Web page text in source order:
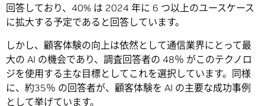
回答しており、40% は 2024 年に 6 つ以上のユースケース
に拡大する予定であると回答しています。
しかし、顧客体験の向上は依然として通信業界にとって最
大の AI の機会であり、調査回答者の 48％ がこのテクノロ
ジを使用する主な目標としてこれを選択しています。同様
に、約35％ の回答者が、顧客体験を AI の主要な成功事例
として挙げています。